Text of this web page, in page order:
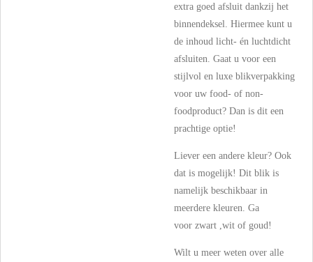
extra goed afsluit dankzij het
binnendeksel. Hiermee kunt u
de inhoud licht- én luchtdicht
afsluiten. Gaat u voor een
stijlvol en luxe blikverpakking
voor uw food- of non-
foodproduct? Dan is dit een
prachtige optie!
Liever een andere kleur? Ook
dat is mogelijk! Dit blik is
namelijk beschikbaar in
meerdere kleuren. Ga
voor zwart ,wit of goud!
Wilt u meer weten over alle